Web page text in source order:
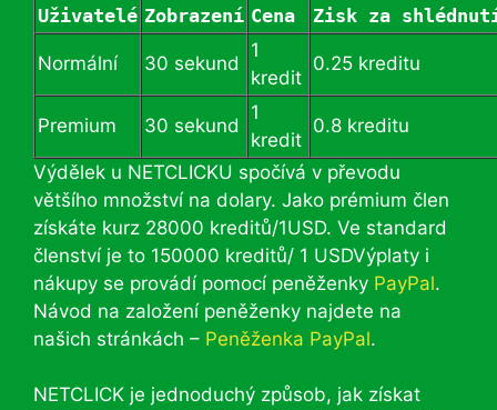
Uživatelé Zobrazení Cena Zisk za
Normální 30 sekund
1
kredit
0.25 kreditu
Premium 30 sekund
1
kredit
0.8 kreditu
Výdělek u NETCLICKU spočívá v převodu
většího množství na dolary. Jako prémium člen
získáte kurz 28000 kreditů/1USD. Ve standard
členství je to 150000 kreditů/ 1 USDVýplaty i
nákupy se provádí pomocí peněženky PayPal.
Návod na založení peněženky najdete na
našich stránkách – Peněženka PayPal.
NETCLICK je jednoduchý způsob, jak získat